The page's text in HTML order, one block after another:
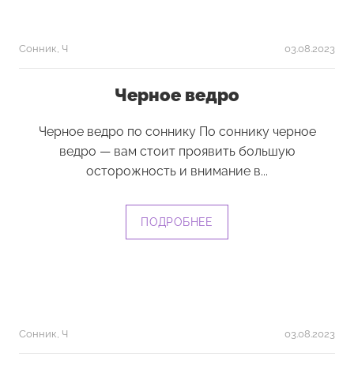
Сонник, Ч 03.08.2023
Черное ведро
Черное ведро по соннику По соннику черное
ведро — вам стоит проявить большую
осторожность и внимание в...
ПОДРОБНЕЕ
Сонник, Ч 03.08.2023